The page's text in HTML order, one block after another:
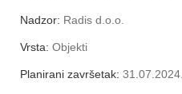
Nadzor: Radis d.o.o.
Vrsta: Objekti
Planirani završetak: 31.07.2024.